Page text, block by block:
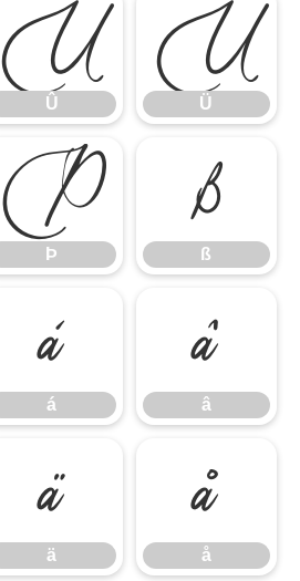
Û
Û
Ü
Ü
Þ
Þ
ß
ß
á
á
â
â
ä
ä
å
å